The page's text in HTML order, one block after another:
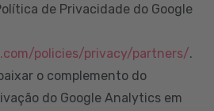
de Privacidade do Google
policies/privacy/partners/.
o complemento do
do Google Analytics em